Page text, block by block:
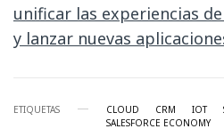
unificar las experiencias
y lanzar nuevas
ETIQUETAS CLOUD CRM IOT
SALESFORCE ECONOMY